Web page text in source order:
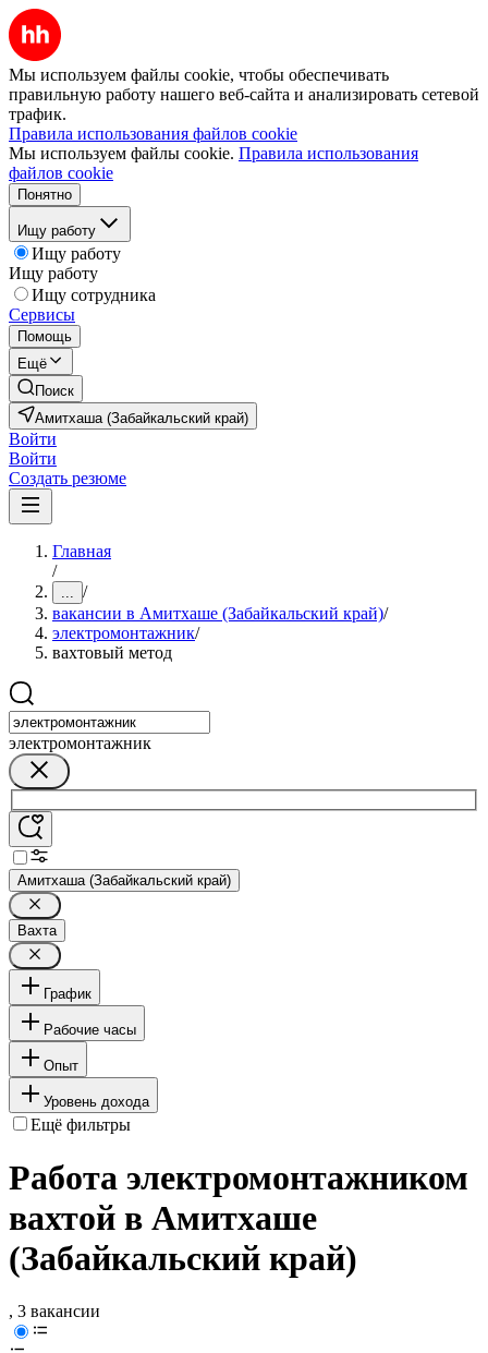
Мы используем файлы cookie, чтобы обеспечивать
правильную работу нашего веб-сайта и анализировать сетевой
трафик.
Правила использования файлов cookie
Мы используем файлы cookie. Правила использования
файлов cookie
Понятно
Ищу работу
Ищу работу
Ищу работу
Ищу сотрудника
Сервисы
Помощь
Ещё
Поиск
Амитхаша (Забайкальский край)
Войти
Войти
Создать резюме
Главная
/
... /
вакансии в Амитхаше (Забайкальский край)/
электромонтажник/
вахтовый метод
электромонтажник
Амитхаша (Забайкальский край)
Вахта
График
Рабочие часы
Опыт
Уровень дохода
Ещё фильтры
Работа электромонтажником
вахтой в Амитхаше
(Забайкальский край)
, 3 вакансии